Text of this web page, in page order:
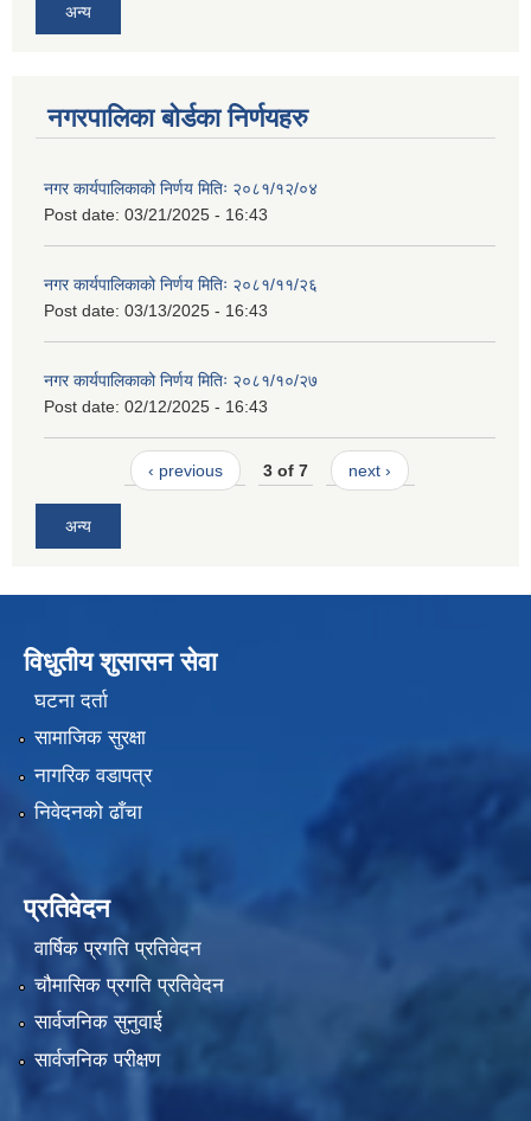
अन्य
नगरपालिका बोर्डका निर्णयहरु
नगर कार्यपालिकाको निर्णय मितिः २०८१/१२/०४
Post date: 03/21/2025 - 16:43
नगर कार्यपालिकाको निर्णय मितिः २०८१/११/२६
Post date: 03/13/2025 - 16:43
नगर कार्यपालिकाको निर्णय मितिः २०८१/१०/२७
Post date: 02/12/2025 - 16:43
‹ previous 3 of 7 next ›
अन्य
विधुतीय शुसासन सेवा
घटना दर्ता
सामाजिक सुरक्षा
नागरिक वडापत्र
निवेदनको ढाँचा
प्रतिवेदन
वार्षिक प्रगति प्रतिवेदन
चौमासिक प्रगति प्रतिवेदन
सार्वजनिक सुनुवाई
सार्वजनिक परीक्षण